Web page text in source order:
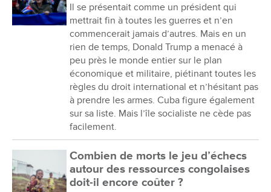
Il se présentait comme un président qui
mettrait fin à toutes les guerres et n’en
commencerait jamais d’autres. Mais en un
rien de temps, Donald Trump a menacé à
peu près le monde entier sur le plan
économique et militaire, piétinant toutes les
règles du droit international et n’hésitant pas
à prendre les armes. Cuba figure également
sur sa liste. Mais l’île socialiste ne cède pas
facilement.
Combien de morts le jeu d’échecs
autour des ressources congolaises
doit-il encore coûter ?